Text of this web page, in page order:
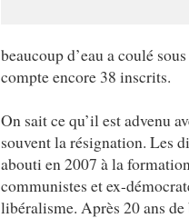
beaucoup d’eau a coulé
compte encore 38 inscrits.
On sait ce qu’il est advenu
souvent la résignation. Les
abouti en 2007 à la
communistes et ex-
libéralisme. Après 20 ans